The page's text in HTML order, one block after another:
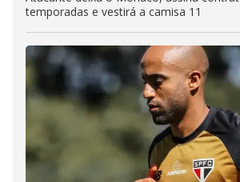
temporadas e vestirá a camisa 11